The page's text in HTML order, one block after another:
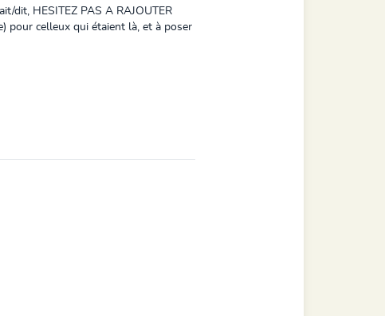
dit, HESITEZ PAS A RAJOUTER
pour celleux qui étaient là, et à poser